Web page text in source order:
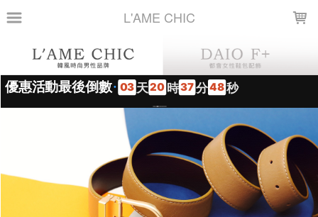
L'AME CHIC
上架時間 銷售件數 銷售價格
樣式尺寸篩選
全部樣式 黑 白 咖啡
棕
灰 黑釦黑皮
深藍
FREE 如圖